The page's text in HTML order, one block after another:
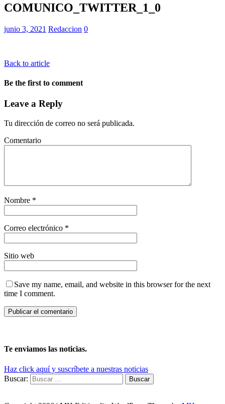
COMUNICO_TWITTER_1_0
junio 3, 2021 Redaccion 0
Back to article
Be the first to comment
Leave a Reply
Tu dirección de correo no será publicada.
Comentario
Nombre *
Correo electrónico *
Sitio web
Save my name, email, and website in this browser for the next
time I comment.
Te enviamos las noticias.
Haz click aquí y suscríbete a nuestras noticias
Buscar: